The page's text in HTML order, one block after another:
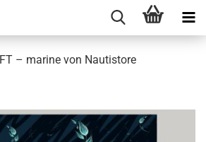
– marine von Nautistore